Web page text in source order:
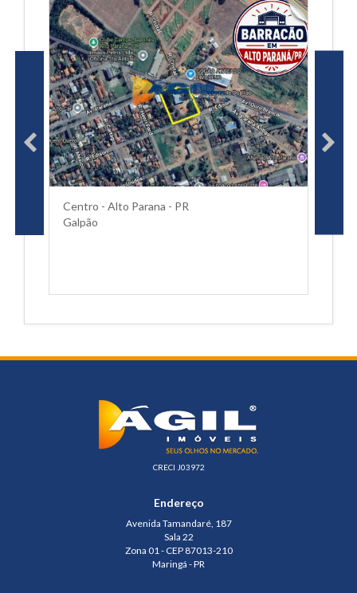
Centro - Alto Parana - PR
Galpão
CRECI J03972
Endereço
Avenida Tamandaré, 187
Sala 22
Zona 01 - CEP 87013-210
Maringá - PR